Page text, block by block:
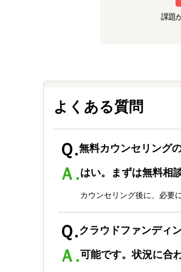
課題
よくある質問
Ｑ.無料カウンセリング
Ａ.はい。まずは無料相
カウンセリング後に、必要
Ｑ.クラウドファンディ
Ａ.可能です。状況に合